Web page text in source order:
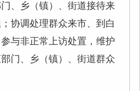
、乡（镇）、街道接待来
协调处理群众来市、到白
与非正常上访处置，维护
门、乡（镇）、街道群众